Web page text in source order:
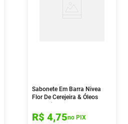
Sabonete Em Barra Nivea
Flor De Cerejeira & Óleos
R$ 4,75no PIX